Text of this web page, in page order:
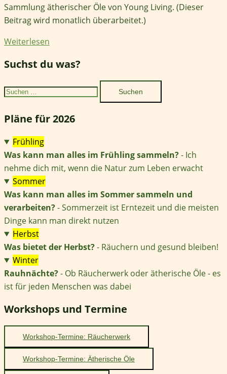
Sammlung ätherischer Öle von Young Living. (Dieser
Beitrag wird monatlich überarbeitet.)
Weiterlesen
Suchst du was?
Suchen
nach:
Pläne für 2026
Frühling
Was kann man alles im Frühling sammeln?- Ich
nehme dich mit, wenn die Natur zum Leben erwacht
Sommer
Was kann man alles im Sommer sammeln und
verarbeiten?- Sommerzeit ist Erntezeit und die meisten
Dinge kann man direkt nutzen
Herbst
Was bietet der Herbst?- Räuchern und gesund bleiben!
Winter
Rauhnächte?- Ob Räucherwerk oder ätherische Öle - es
ist für jeden Menschen was dabei
Workshops und Termine
Workshop-Termine: Räucherwerk
Workshop-Termine: Ätherische Öle